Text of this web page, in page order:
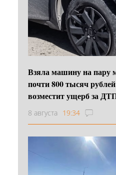
Взяла машину на пару
почти 800 тысяч
возместит ущерб за
8 августа 19:34